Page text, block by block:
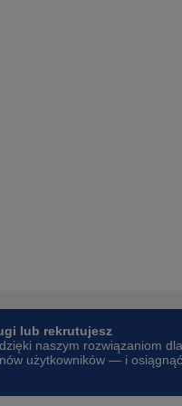
lub rekrutujesz
naszym rozwiązaniom dla
użytkowników — i osiągnąć